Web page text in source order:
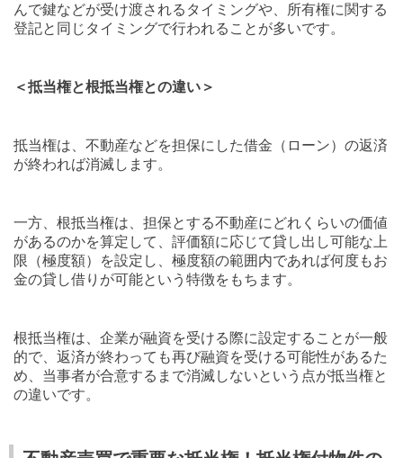
んで鍵などが受け渡されるタイミングや、所有権に関する
登記と同じタイミングで行われることが多いです。
＜抵当権と根抵当権との違い＞
抵当権は、不動産などを担保にした借金（ローン）の返済
が終われば消滅します。
一方、根抵当権は、担保とする不動産にどれくらいの価値
があるのかを算定して、評価額に応じて貸し出し可能な上
限（極度額）を設定し、極度額の範囲内であれば何度もお
金の貸し借りが可能という特徴をもちます。
根抵当権は、企業が融資を受ける際に設定することが一般
的で、返済が終わっても再び融資を受ける可能性があるた
め、当事者が合意するまで消滅しないという点が抵当権と
の違いです。